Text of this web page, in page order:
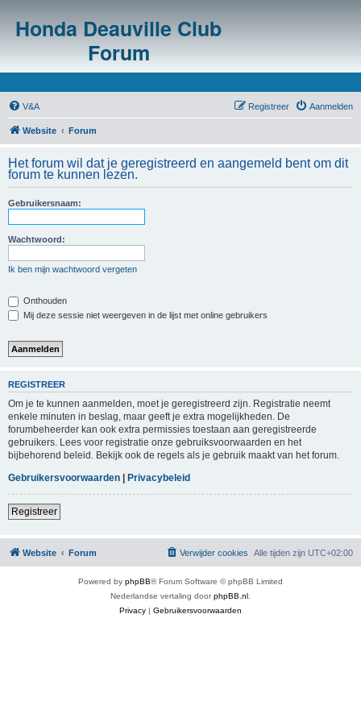
Honda Deauville Club
Forum
V&A Aanmelden
Registreer
Website Forum
Het forum wil dat je geregistreerd en aangemeld bent om dit
forum te kunnen lezen.
Gebruikersnaam:
Wachtwoord:
Ik ben mijn wachtwoord vergeten
Onthouden
Mij deze sessie niet weergeven in de lijst met online gebruikers
REGISTREER
Om je te kunnen aanmelden, moet je geregistreerd zijn. Registratie neemt
enkele minuten in beslag, maar geeft je extra mogelijkheden. De
forumbeheerder kan ook extra permissies toestaan aan geregistreerde
gebruikers. Lees voor registratie onze gebruiksvoorwaarden en het
bijbehorend beleid. Bekijk ook de regels als je gebruik maakt van het forum.
Gebruikersvoorwaarden | Privacybeleid
Registreer
Website Forum Alle tijden zijn UTC+02:00
Verwijder cookies
Powered by phpBB® Forum Software © phpBB Limited
Nederlandse vertaling doorphpBB.nl
Privacy | Gebruikersvoorwaarden